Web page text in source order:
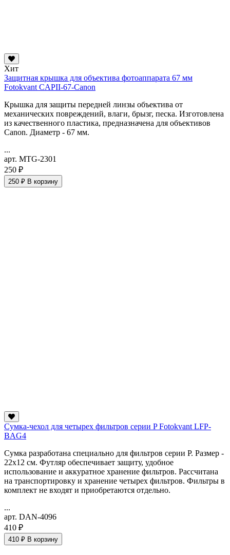
Хит
Защитная крышка для объектива фотоаппарата 67 мм
Fotokvant CAPII-67-Canon
Крышка для защиты передней линзы объектива от
механических повреждений, влаги, брызг, песка. Изготовлена
из качественного пластика, предназначена для объективов
Canon. Диаметр - 67 мм.
...
арт. MTG-2301
250 ₽
250 ₽ В корзину
Сумка-чехол для четырех фильтров серии P Fotokvant LFP-
BAG4
Сумка разработана специально для фильтров серии P. Размер -
22х12 см. Футляр обеспечивает защиту, удобное
использование и аккуратное хранение фильтров. Рассчитана
на транспортировку и хранение четырех фильтров. Фильтры в
комплект не входят и приобретаются отдельно.
...
арт. DAN-4096
410 ₽
410 ₽ В корзину